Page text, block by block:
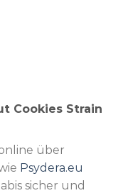
Cookies Strain
über
Psydera.eu
sicher und